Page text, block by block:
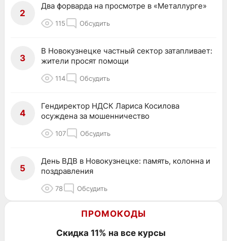
2
Два форварда на просмотре в «Металлурге»
115 Обсудить
3
В Новокузнецке частный сектор затапливает:
жители просят помощи
114 Обсудить
4
Гендиректор НДСК Лариса Косилова
осуждена за мошенничество
107 Обсудить
5
День ВДВ в Новокузнецке: память, колонна и
поздравления
78 Обсудить
ПРОМОКОДЫ
Скидка 11% на все курсы